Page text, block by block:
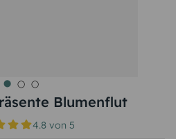
Blumenflut
4.8 von5